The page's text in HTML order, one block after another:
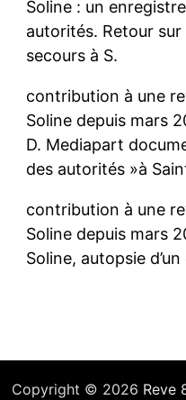
Soline : un
autorités. Retour
secours à S.
contribution à une
Soline depuis mars
D. Mediapart
des autorités »à
contribution à une
Soline depuis mars
Soline, autopsie
Copyright © 2026 Reve